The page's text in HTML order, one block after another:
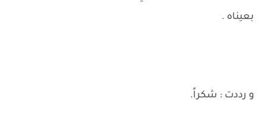
بعيناه .
و رددت : شكراً.